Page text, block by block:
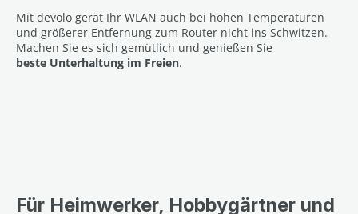
Mit devolo gerät Ihr WLAN auch bei hohen Temperaturen
und größerer Entfernung zum Router nicht ins Schwitzen.
Machen Sie es sich gemütlich und genießen Sie
beste Unterhaltung im Freien.
Für Heimwerker, Hobbygärtner und